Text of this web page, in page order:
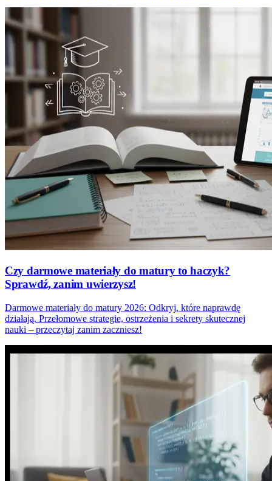
Czy darmowe materiały do matury to haczyk?
Sprawdź, zanim uwierzysz!
Darmowe materiały do matury 2026: Odkryj, które naprawdę
działają. Przełomowe strategie, ostrzeżenia i sekrety skutecznej
nauki – przeczytaj zanim zaczniesz!